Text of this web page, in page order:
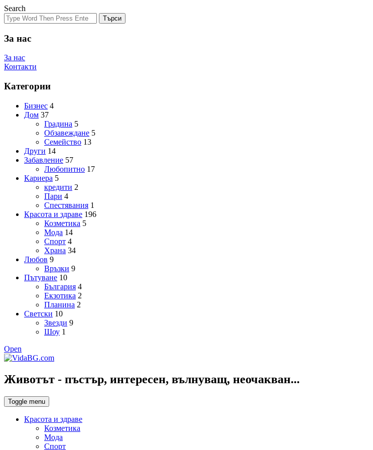
Search
Търси
За нас
За нас
Контакти
Категории
Бизнес 4
Дом 37
Градина 5
Обзавеждане 5
Семейство 13
Други 14
Забавление 57
Любопитно 17
Кариера 5
кредити 2
Пари 4
Спестявания 1
Красота и здраве 196
Козметика 5
Мода 14
Спорт 4
Храна 34
Любов 9
Връзки 9
Пътуване 10
България 4
Екзотика 2
Планина 2
Светски 10
Звезди 9
Шоу 1
Open
Животът - пъстър, интересен, вълнуващ, неочакван...
Toggle menu
Красота и здраве
Козметика
Мода
Спорт